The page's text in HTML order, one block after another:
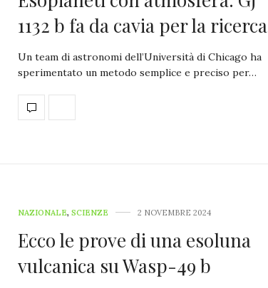
1132 b fa da cavia per la ricerca
Un team di astronomi dell’Università di Chicago ha
sperimentato un metodo semplice e preciso per…
NAZIONALE, SCIENZE 2 NOVEMBRE 2024
Ecco le prove di una esoluna
vulcanica su Wasp-49 b